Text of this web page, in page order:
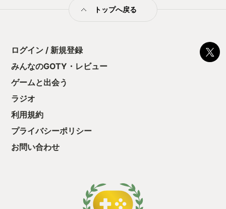
ったらわざと3位に。自分を抜かした2位のカートへ甲羅を当
める、いい縛りプレイ？になりました。 気がつけば息子が一人
じています。 次は何のゲームを一緒にしようかな？と考えなが
ら、しばらくは冷めそうにない息子のマリオカート熱に付き合
おうかなと思っています。
トップへ戻る
ログイン / 新規登録
みんなのGOTY・レビュー
ゲームと出会う
ラジオ
利用規約
プライバシーポリシー
お問い合わせ